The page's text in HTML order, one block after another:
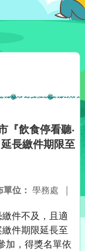
『飲食停看聽‧
長繳件期限至
位： 學務處 |
件不及，且適
件期限延長至
加，得獎名單依